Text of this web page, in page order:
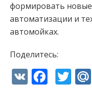
формировать новые
автоматизации и
автомойках.
Поделитесь:
VK